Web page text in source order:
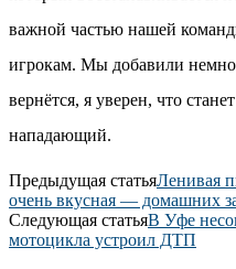
важной частью нашей
игрокам. Мы добавили
вернётся, я уверен, что
нападающий.
Предыдущая статьяЛенивая
очень вкусная — домашних
Следующая статьяВ Уфе
мотоцикла устроил ДТП